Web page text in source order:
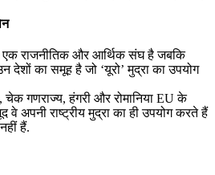
एक राजनीतिक और आर्थिक संघ है जबकि
देशों का समूह है जो ‘यूरो’ मुद्रा का उपयोग
चेक गणराज्य, हंगरी और रोमानिया EU के
अपनी राष्ट्रीय मुद्रा का ही उपयोग करते हैं
हैं.